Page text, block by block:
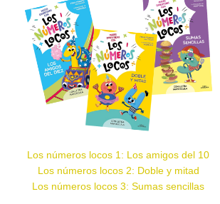
Los números locos 1: Los amigos del 10
Los números locos 2: Doble y mitad
Los números locos 3: Sumas sencillas